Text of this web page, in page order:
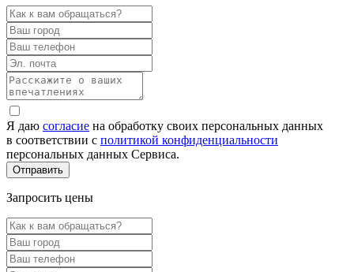
Я даю согласие на обработку своих персональных данных
в соответствии с политикой конфиденциальности
персональных данных Сервиса.
Запросить цены